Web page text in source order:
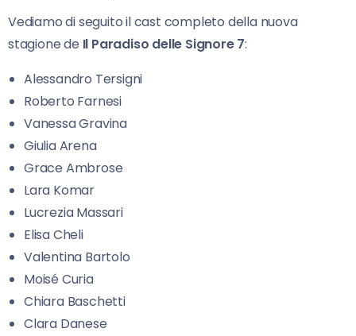
Vediamo di seguito il cast completo della nuova
stagione de Il Paradiso delle Signore 7:
Alessandro Tersigni
Roberto Farnesi
Vanessa Gravina
Giulia Arena
Grace Ambrose
Lara Komar
Lucrezia Massari
Elisa Cheli
Valentina Bartolo
Moisé Curia
Chiara Baschetti
Clara Danese